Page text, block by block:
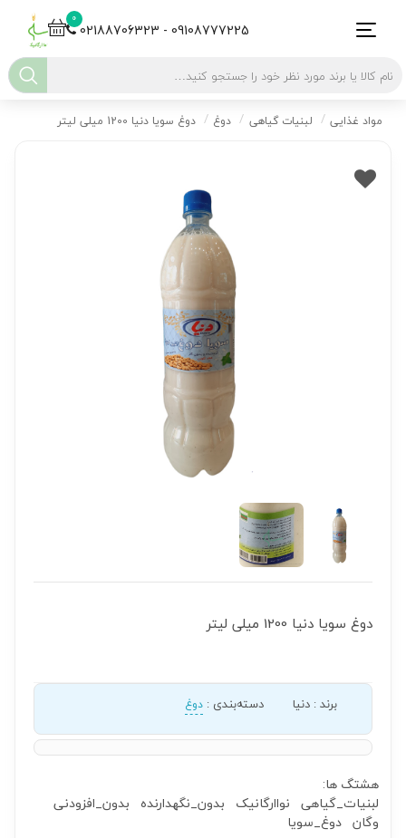
0
02188706323 - 09108777225
مواد غذایی لبنیات گیاهی دوغ دوغ سویا دنیا 1200 میلی لیتر
دوغ سویا دنیا 1200 میلی لیتر
برند: دنیا دسته‌بندی : دوغ
هشتگ ها:
لبنیات_گیاهی نواارگانیک بدون_نگهدارنده بدون_افزودنی
وگان دوغ_سویا